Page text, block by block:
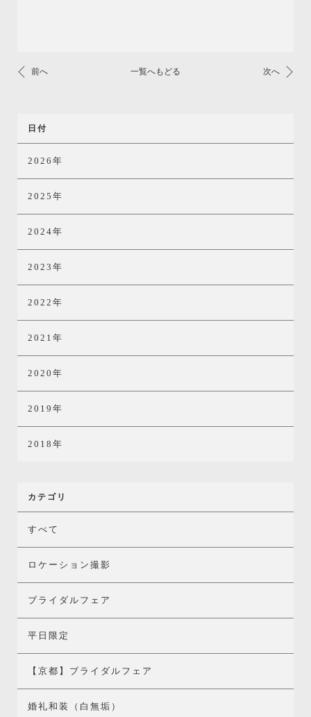
前へ 一覧へもどる 次へ
日付
2026年
2025年
2024年
2023年
2022年
2021年
2020年
2019年
2018年
カテゴリ
すべて
ロケーション撮影
ブライダルフェア
平日限定
【京都】ブライダルフェア
婚礼和装（白無垢）